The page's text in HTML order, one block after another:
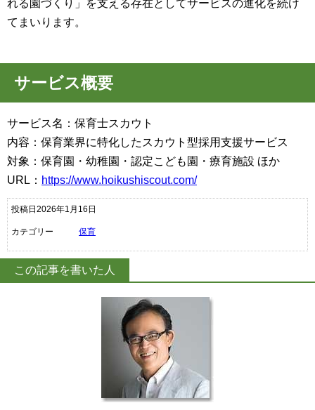
れる園づくり」を支える存在としてサービスの進化を続け
てまいります。
サービス概要
サービス名：保育士スカウト
内容：保育業界に特化したスカウト型採用支援サービス
対象：保育園・幼稚園・認定こども園・療育施設 ほか
URL： https://www.hoikushiscout.com/
投稿日2026年1月16日
カテゴリー 保育
この記事を書いた人